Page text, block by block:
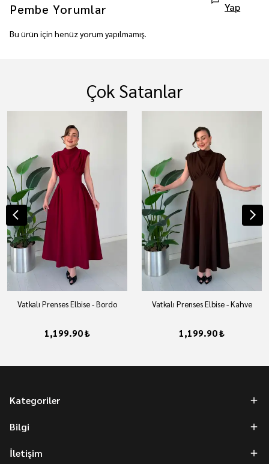
Pembe Yorumlar
Yap
Bu ürün için henüz yorum yapılmamış.
Çok Satanlar
Vatkalı Prenses Elbise - Bordo
1,199.90 ₺
Vatkalı Prenses Elbise - Kahve
1,199.90 ₺
Kategoriler
Bilgi
İletişim